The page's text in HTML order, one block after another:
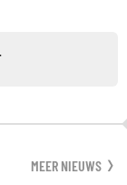
MEER NIEUWS